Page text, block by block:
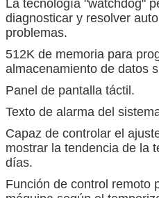
La tecnología "watchdog"
diagnosticar y resolver
problemas.
512K de memoria para
almacenamiento de datos
Panel de pantalla táctil.
Texto de alarma del
Capaz de controlar el
mostrar la tendencia de la
días.
Función de control remoto